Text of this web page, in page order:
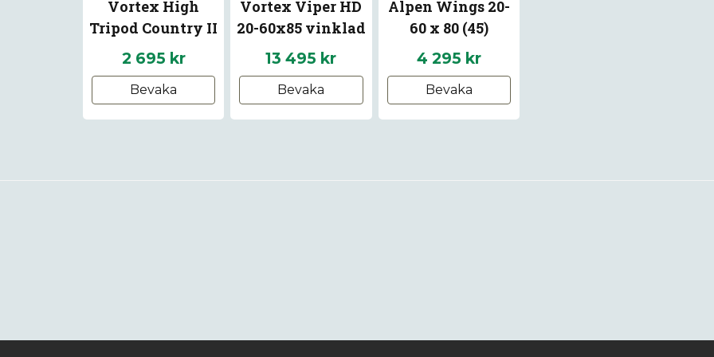
Vortex High
Tripod Country II
2 695 kr
Bevaka
Vortex Viper HD
20-60x85 vinklad
13 495 kr
Bevaka
Alpen Wings 20-
60 x 80 (45)
4 295 kr
Bevaka